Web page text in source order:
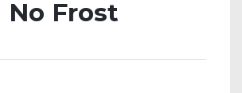
No Frost